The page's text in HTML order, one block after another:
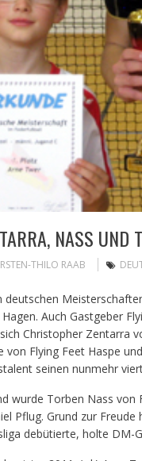
NASS UND
THILO RAAB
Auch Gastgeber
Christopher Zentarra
von Flying Feet Haspe
seinen nunmehr
wurde Torben Nass
Pflug. Grund zur
debütierte, holte DM-